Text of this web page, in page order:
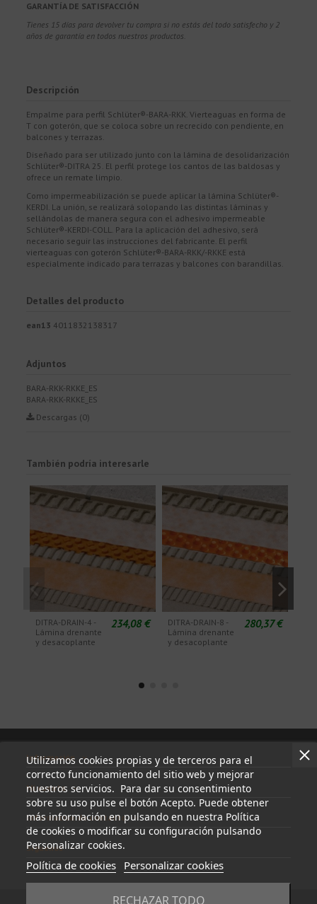
GARANTÍA DE SATISFACCIÓN
Tienes 15 días para devolver tu compra si no estás del todo satisfecho y 2
años de garantía en todos nuestros productos.
Descripción
Empalme para perfil Schlüter®-BARA-RKK. Vierteaguas en forma de
T con goterón, que se coloca sobre un recrecido con pendiente, en
balcones y terrazas.
Diseñado para ser utilizado junto con la lámina de desolidarización
Schlüter®-DITRA 25. El perfil protege los cantos de las baldosas y
ofrece un remate limpio.
Como impermeabilización se puede aplicar la lámina Schlüter®-
KERDI. La unión, se realizará solopando las distintas láminas y
sellándolas de manera segura con el adhesivo impermeable
Schlüter®-KERDI-COLL. Para la aplicación del adhesivo, será
necesario seguir las instrucciones del fabricante. El perfil
vierteaguas con goterón Schlüter®-BARA-RKK/-RKKE está
especialmente indicado para terrazas y balcones con barandillas.
Detalles del producto
ean13 4011832138317
Adjuntos
BARA-RKK-RKKE_ES
BARA-RKK-RKKE_ES
Descargas (0)
También podría interesarle
DITRA-DRAIN-4 -
Lámina drenante
y desacoplante
234,08 €
DITRA-DRAIN-8 -
Lámina drenante
y desacoplante
280,37 €
Utilizamos cookies propias y de terceros para el
correcto funcionamiento del sitio web y mejorar
nuestros servicios. Para dar su consentimiento
sobre su uso pulse el botón Acepto. Puede obtener
más información en pulsando en nuestra Política
de cookies o modificar su configuración pulsando
Personalizar cookies.
Política de cookies Personalizar cookies
RECHAZAR TODO
Información
Mi cuenta
Información de contacto
Síguenos